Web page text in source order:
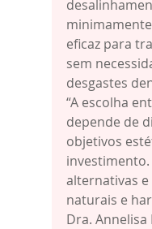
eficaz para
sem
desgastes
“A escolha
depende de
objetivos
alternativas
naturais e
Dra. Annelisa